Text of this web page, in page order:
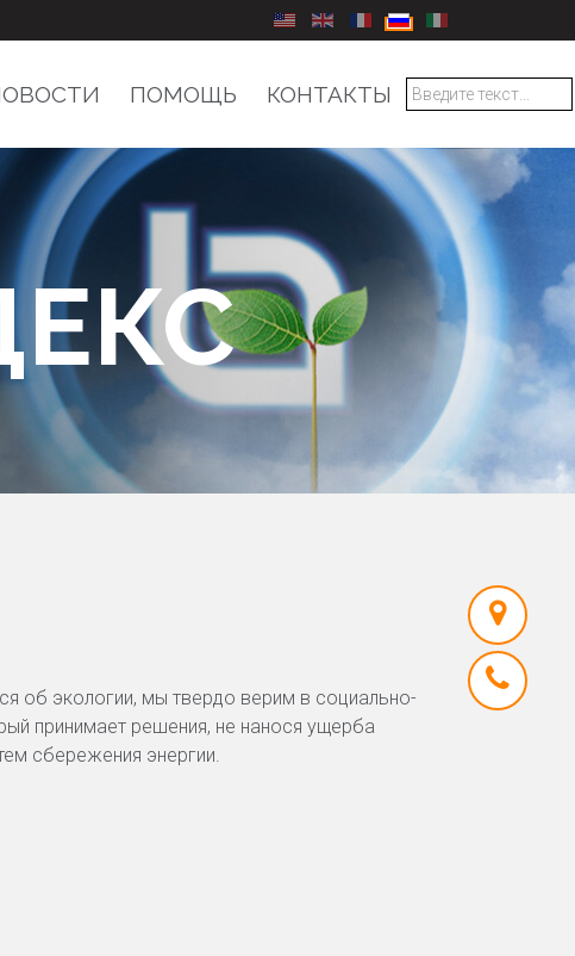
Выберите язык
ПОМОЩЬ КОНТАКТЫ
об экологии, мы твердо верим в социально-
принимает решения, не нанося ущерба
сбережения энергии.